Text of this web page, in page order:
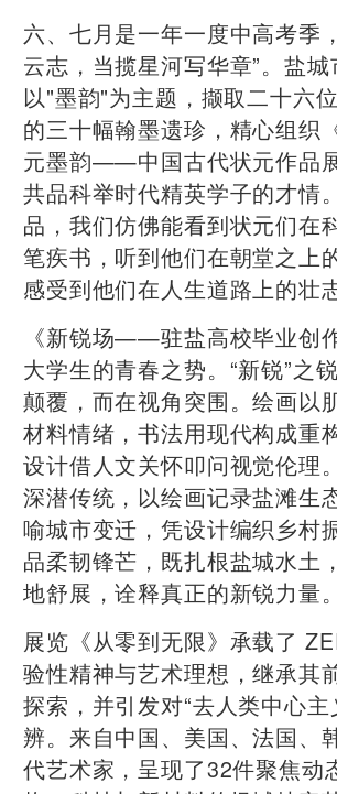
六、七月是一年一度中高考季
云志，当揽星河写华章”。盐
以"墨韵"为主题，撷取二十六
的三十幅翰墨遗珍，精心组织
元墨韵——中国古代状元作品
共品科举时代精英学子的才情
品，我们仿佛能看到状元们在
笔疾书，听到他们在朝堂之上
感受到他们在人生道路上的壮
《新锐场——驻盐高校毕业创
大学生的青春之势。“新锐”之
颠覆，而在视角突围。绘画以
材料情绪，书法用现代构成重
设计借人文关怀叩问视觉伦理
深潜传统，以绘画记录盐滩生
喻城市变迁，凭设计编织乡村
品柔韧锋芒，既扎根盐城水土
地舒展，诠释真正的新锐力量。
展览《从零到无限》承载了
验性精神与艺术理想，继承其
探索，并引发对“去人类中心主
辨。来自中国、美国、法国、
代艺术家，呈现了32件聚焦动